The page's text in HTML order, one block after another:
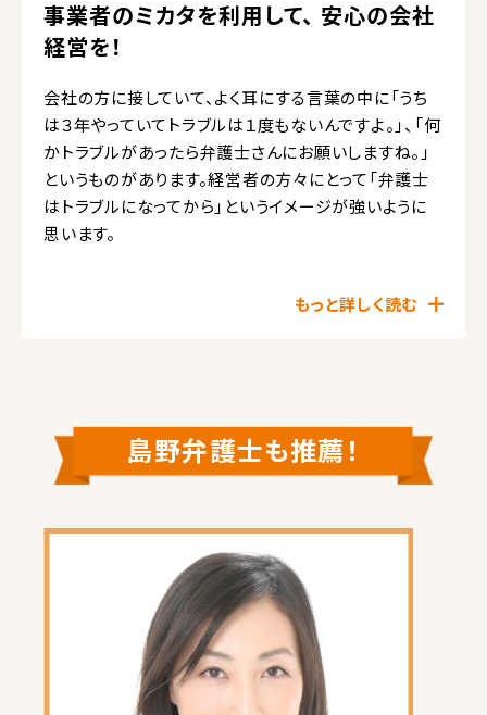
事業者のミカタを利用して、 安心の会社
経営を！
会社の方に接していて、よく耳にする言葉の中に「うち
は３年やっていてトラブルは１度もないんですよ。」、「何
かトラブルがあったら弁護士さんにお願いしますね。」
というものがあります。経営者の方々にとって「弁護士
はトラブルになってから」というイメージが強いように
思います。
もっと詳しく読む
島野弁護士も推薦！